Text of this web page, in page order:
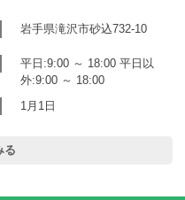
岩手県滝沢市砂込732-10
平日:9:00 ～ 18:00 平日以
外:9:00 ～ 18:00
1月1日
る